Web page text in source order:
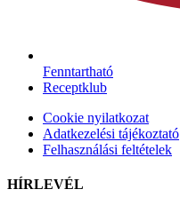
Fenntartható
Receptklub
Cookie nyilatkozat
Adatkezelési tájékoztató
Felhasználási feltételek
HÍRLEVÉL